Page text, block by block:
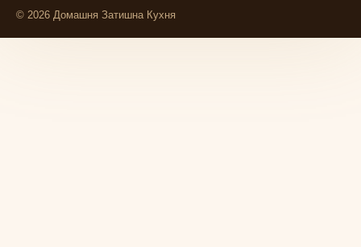
© 2026 Домашня Затишна Кухня